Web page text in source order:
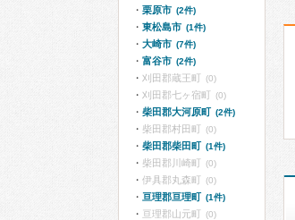
栗原市 (2件)
東松島市 (1件)
大崎市 (7件)
富谷市 (2件)
刈田郡蔵王町 (0)
刈田郡七ヶ宿町 (0)
柴田郡大河原町 (2件)
柴田郡村田町 (0)
柴田郡柴田町 (1件)
柴田郡川崎町 (0)
伊具郡丸森町 (0)
亘理郡亘理町 (1件)
亘理郡山元町 (0)